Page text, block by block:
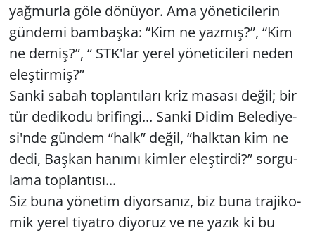
yağ­mur­la göle dö­nü­yor. Ama yö­ne­ti­ci­le­rin
gün­de­mi bam­baş­ka: “Kim ne yaz­mış?”, “Kim
ne demiş?”, “ STK'lar yerel yö­ne­ti­ci­le­ri neden
eleş­tir­miş?”
Sanki sabah top­lan­tı­la­rı kriz ma­sa­sı değil; bir
tür de­di­ko­du bri­fin­gi... Sanki Didim Be­le­di­ye­
si'nde gün­dem “halk” değil, “halk­tan kim ne
dedi, Baş­kan ha­nı­mı kim­ler eleş­tir­di?” sor­gu­
la­ma top­lan­tı­sı...
Siz buna yö­ne­tim di­yor­sa­nız, biz buna tra­ji­ko­
mik yerel ti­yat­ro di­yo­ruz ve ne yazık ki bu